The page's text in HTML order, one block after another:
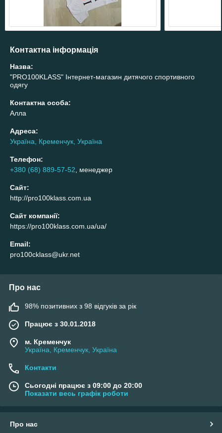
Контактна інформація
Назва:
"PRO100KLASS" Інтернет-магазин дитячого спортивного
одягу
Контактна особа:
Алла
Адреса:
Україна, Кременчук, Україна
Телефон:
+380 (68) 889-57-52 , менеджер
Сайт:
http://pro100klass.com.ua
Сайт компанії:
https://pro100klass.com.ua/ua/
Email:
pro100cklass@ukr.net
Про нас
98% позитивних з 98 відгуків за рік
Працює з 30.01.2018
м. Кременчук
Україна, Кременчук, Україна
Контакти
Сьогодні працює з 09:00 до 20:00
Показати весь графік роботи
Про нас